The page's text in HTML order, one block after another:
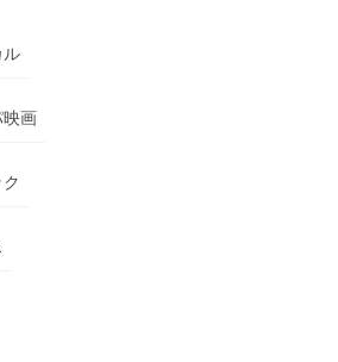
ル
映画